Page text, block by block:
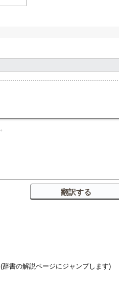
(辞書の解説ページにジャンプします)